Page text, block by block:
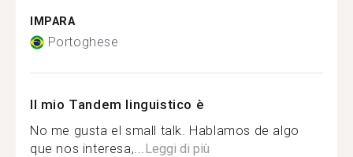
IMPARA
Portoghese
Il mio Tandem linguistico è
No me gusta el small talk. Hablamos de algo
que nos interesa,...Leggi di più